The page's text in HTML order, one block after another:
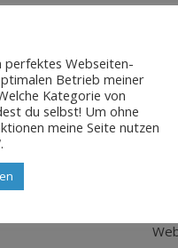
perfektes Webseiten-
Betrieb meiner
Kategorie von
du selbst! Um ohne
meine Seite nutzen